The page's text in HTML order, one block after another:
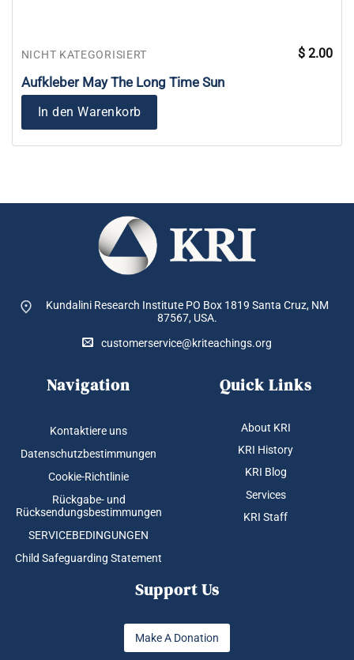
NICHT KATEGORISIERT
Aufkleber May The Long Time Sun
$ 2.00
In den Warenkorb
Kundalini Research Institute PO Box 1819 Santa Cruz, NM
87567, USA.
customerservice@kriteachings.org
Navigation
Kontaktiere uns
Datenschutzbestimmungen
Cookie-Richtlinie
Rückgabe- und
Rücksendungsbestimmungen
SERVICEBEDINGUNGEN
Child Safeguarding Statement
Quick Links
About KRI
KRI History
KRI Blog
Services
KRI Staff
Support Us
Make A Donation